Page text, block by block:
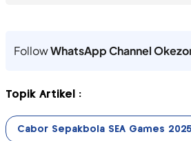
FollowWhatsApp Channel
Topik Artikel :
Cabor Sepakbola SEA Games 2025